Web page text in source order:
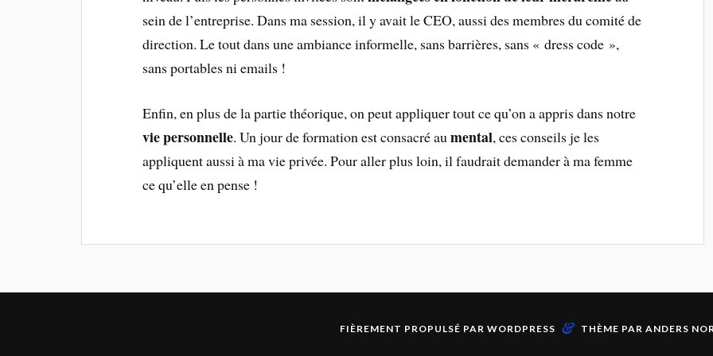
sein de l’entreprise. Dans ma session, il y avait le CEO, aussi des membres du comité de
direction. Le tout dans une ambiance informelle, sans barrières, sans « dress code »,
sans portables ni emails !
Enfin, en plus de la partie théorique, on peut appliquer tout ce qu’on a appris dans notre
vie personnelle. Un jour de formation est consacré aumental, ces conseils je les
appliquent aussi à ma vie privée. Pour aller plus loin, il faudrait demander à ma femme
ce qu’elle en pense !
FIÈREMENT PROPULSÉ PAR WORDPRESS & THÈME PAR ANDERS